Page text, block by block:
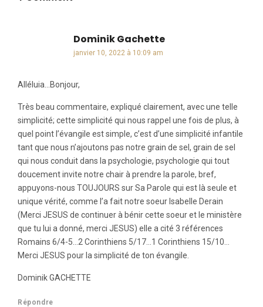
Dominik Gachettedit :
janvier 10, 2022 à 10:09 am
Alléluia…Bonjour,
Très beau commentaire, expliqué clairement, avec une telle
simplicité; cette simplicité qui nous rappel une fois de plus, à
quel point l’évangile est simple, c’est d’une simplicité infantile
tant que nous n’ajoutons pas notre grain de sel, grain de sel
qui nous conduit dans la psychologie, psychologie qui tout
doucement invite notre chair à prendre la parole, bref,
appuyons-nous TOUJOURS sur Sa Parole qui est là seule et
unique vérité, comme l’a fait notre soeur Isabelle Derain
(Merci JESUS de continuer à bénir cette soeur et le ministère
que tu lui a donné, merci JESUS) elle a cité 3 références
Romains 6/4-5…2 Corinthiens 5/17…1 Corinthiens 15/10…
Merci JESUS pour la simplicité de ton évangile.
Dominik GACHETTE
Répondre